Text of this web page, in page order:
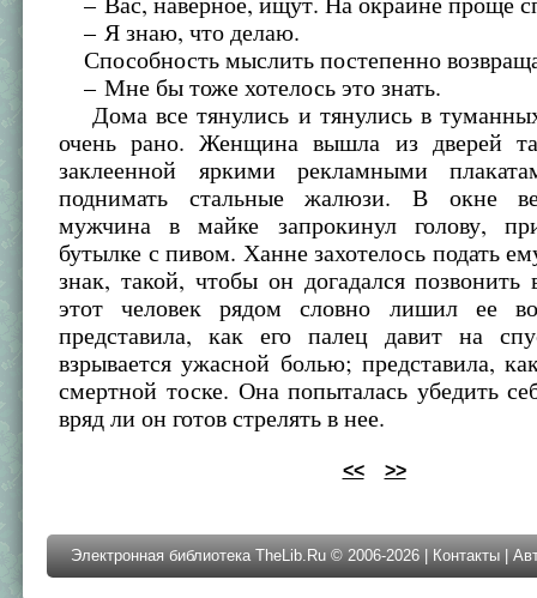
– Я знаю, что делаю.
Способность мыслить постепенно
– Мне бы тоже хотелось это знать.
Дома все тянулись и тянулись в
очень рано. Женщина вышла из дверей
заклеенной яркими рекламными
поднимать стальные жалюзи. В окне
мужчина в майке запрокинул голову,
бутылке с пивом. Ханне захотелось подать
знак, такой, чтобы он догадался
этот человек рядом словно лишил ее
представила, как его палец давит на
взрывается ужасной болью; представила,
смертной тоске. Она попыталась убедить
вряд ли он готов стрелять в нее.
<< >>
Электронная библиотека TheLib.Ru © 2006-2026 | Контакты |